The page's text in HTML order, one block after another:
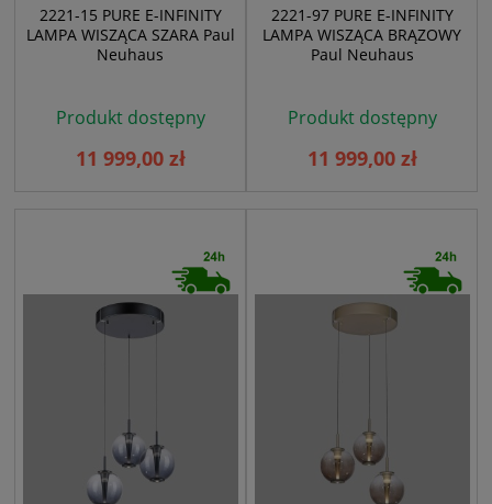
2221-15 PURE E-INFINITY
LAMPA WISZĄCA SZARA Paul
Neuhaus
Produkt dostępny
11 999,00 zł
2221-97 PURE E-INFINITY
LAMPA WISZĄCA BRĄZOWY
Paul Neuhaus
Produkt dostępny
11 999,00 zł